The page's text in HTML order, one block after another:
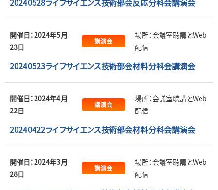
20240528ライフサイエンス技術部会反応分科会講演会
開催日：2024年5月
23日
講演会
場所：会議室聴講とWeb
配信
20240523ライフサイエンス技術部会材料分科会講演会
開催日：2024年4月
22日
講演会
場所：会議室聴講とWeb
配信
20240422ライフサイエンス技術部会材料分科会講演会
開催日：2024年3月
28日
講演会
場所：会議室聴講とWeb
配信